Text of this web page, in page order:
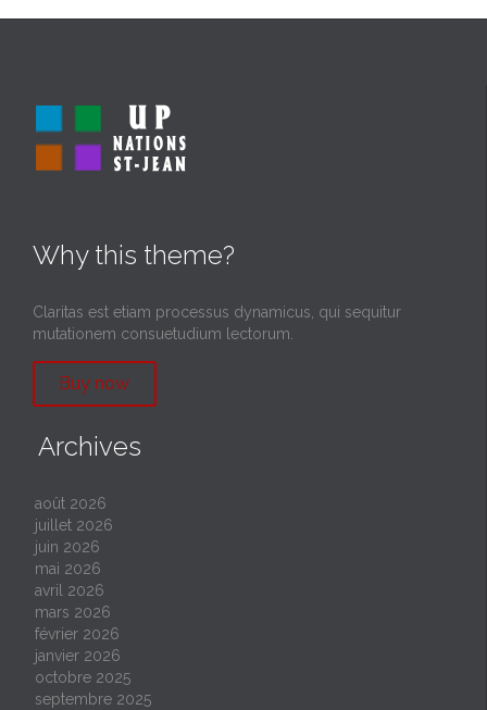
Why this theme?
Claritas est etiam processus dynamicus, qui sequitur
mutationem consuetudium lectorum.
Buy now
Archives
août 2026
juillet 2026
juin 2026
mai 2026
avril 2026
mars 2026
février 2026
janvier 2026
octobre 2025
septembre 2025